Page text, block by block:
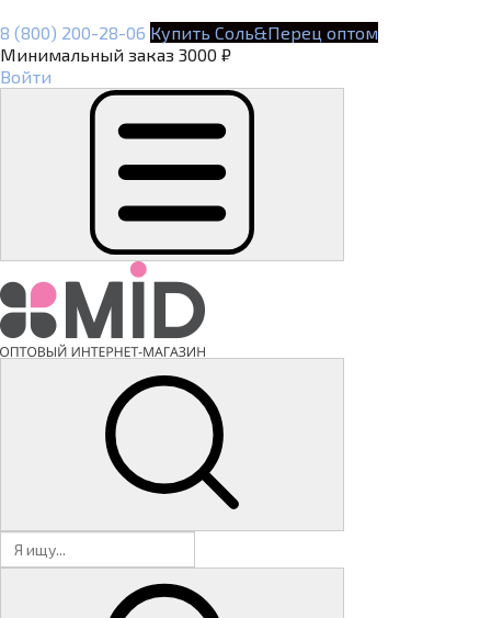
8 (800) 200-28-06 Купить Соль&Перец оптом
Минимальный заказ 3000 ₽
Войти